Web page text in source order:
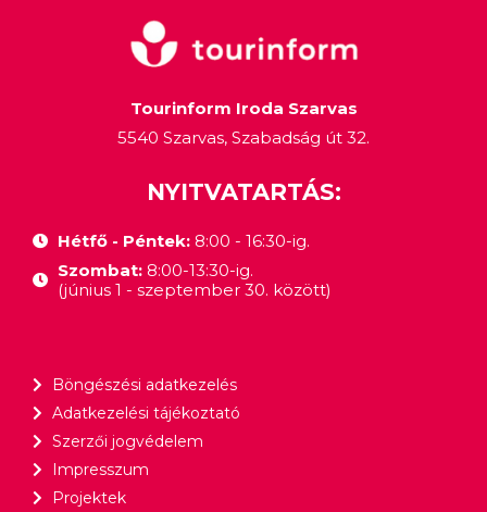
Tourinform Iroda Szarvas
5540 Szarvas, Szabadság út 32.
NYITVATARTÁS:
Hétfő - Péntek:8:00 - 16:30-ig.
Szombat: 8:00-13:30-ig.
(június 1 - szeptember 30. között)
Böngészési adatkezelés
Adatkezelési tájékoztató
Szerzői jogvédelem
Impresszum
Projektek